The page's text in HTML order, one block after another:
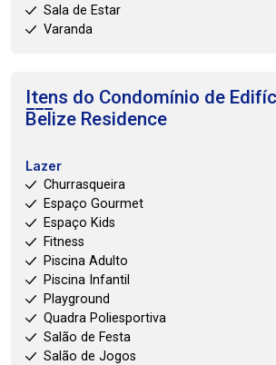
Sala de Estar
Varanda
Itens do Condomínio de
Belize Residence
Lazer
Churrasqueira
Espaço Gourmet
Espaço Kids
Fitness
Piscina Adulto
Piscina Infantil
Playground
Quadra Poliesportiva
Salão de Festa
Salão de Jogos